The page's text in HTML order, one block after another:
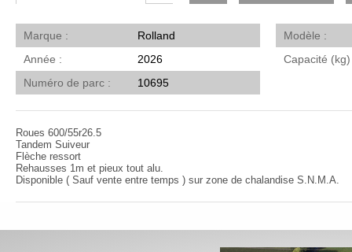
Marque Rolland
Modèle
Année
2026
Capacité
Numéro de parc
10695
Roues 600/55r26.5
Tandem Suiveur
Flèche ressort
Rehausses 1m et pieux tout alu.
Disponible ( Sauf vente entre temps ) sur zone de chalandise S.N.M.A.